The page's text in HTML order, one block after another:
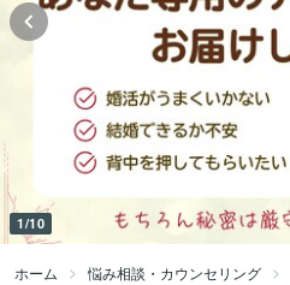
1/10
ホーム 悩み相談・カウンセリング